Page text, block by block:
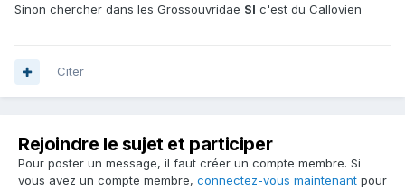
Sinon chercher dans les Grossouvridae SI c'est du Callovien
Citer
Rejoindre le sujet et participer
Pour poster un message, il faut créer un compte membre. Si
vous avez un compte membre, connectez-vous maintenant pour